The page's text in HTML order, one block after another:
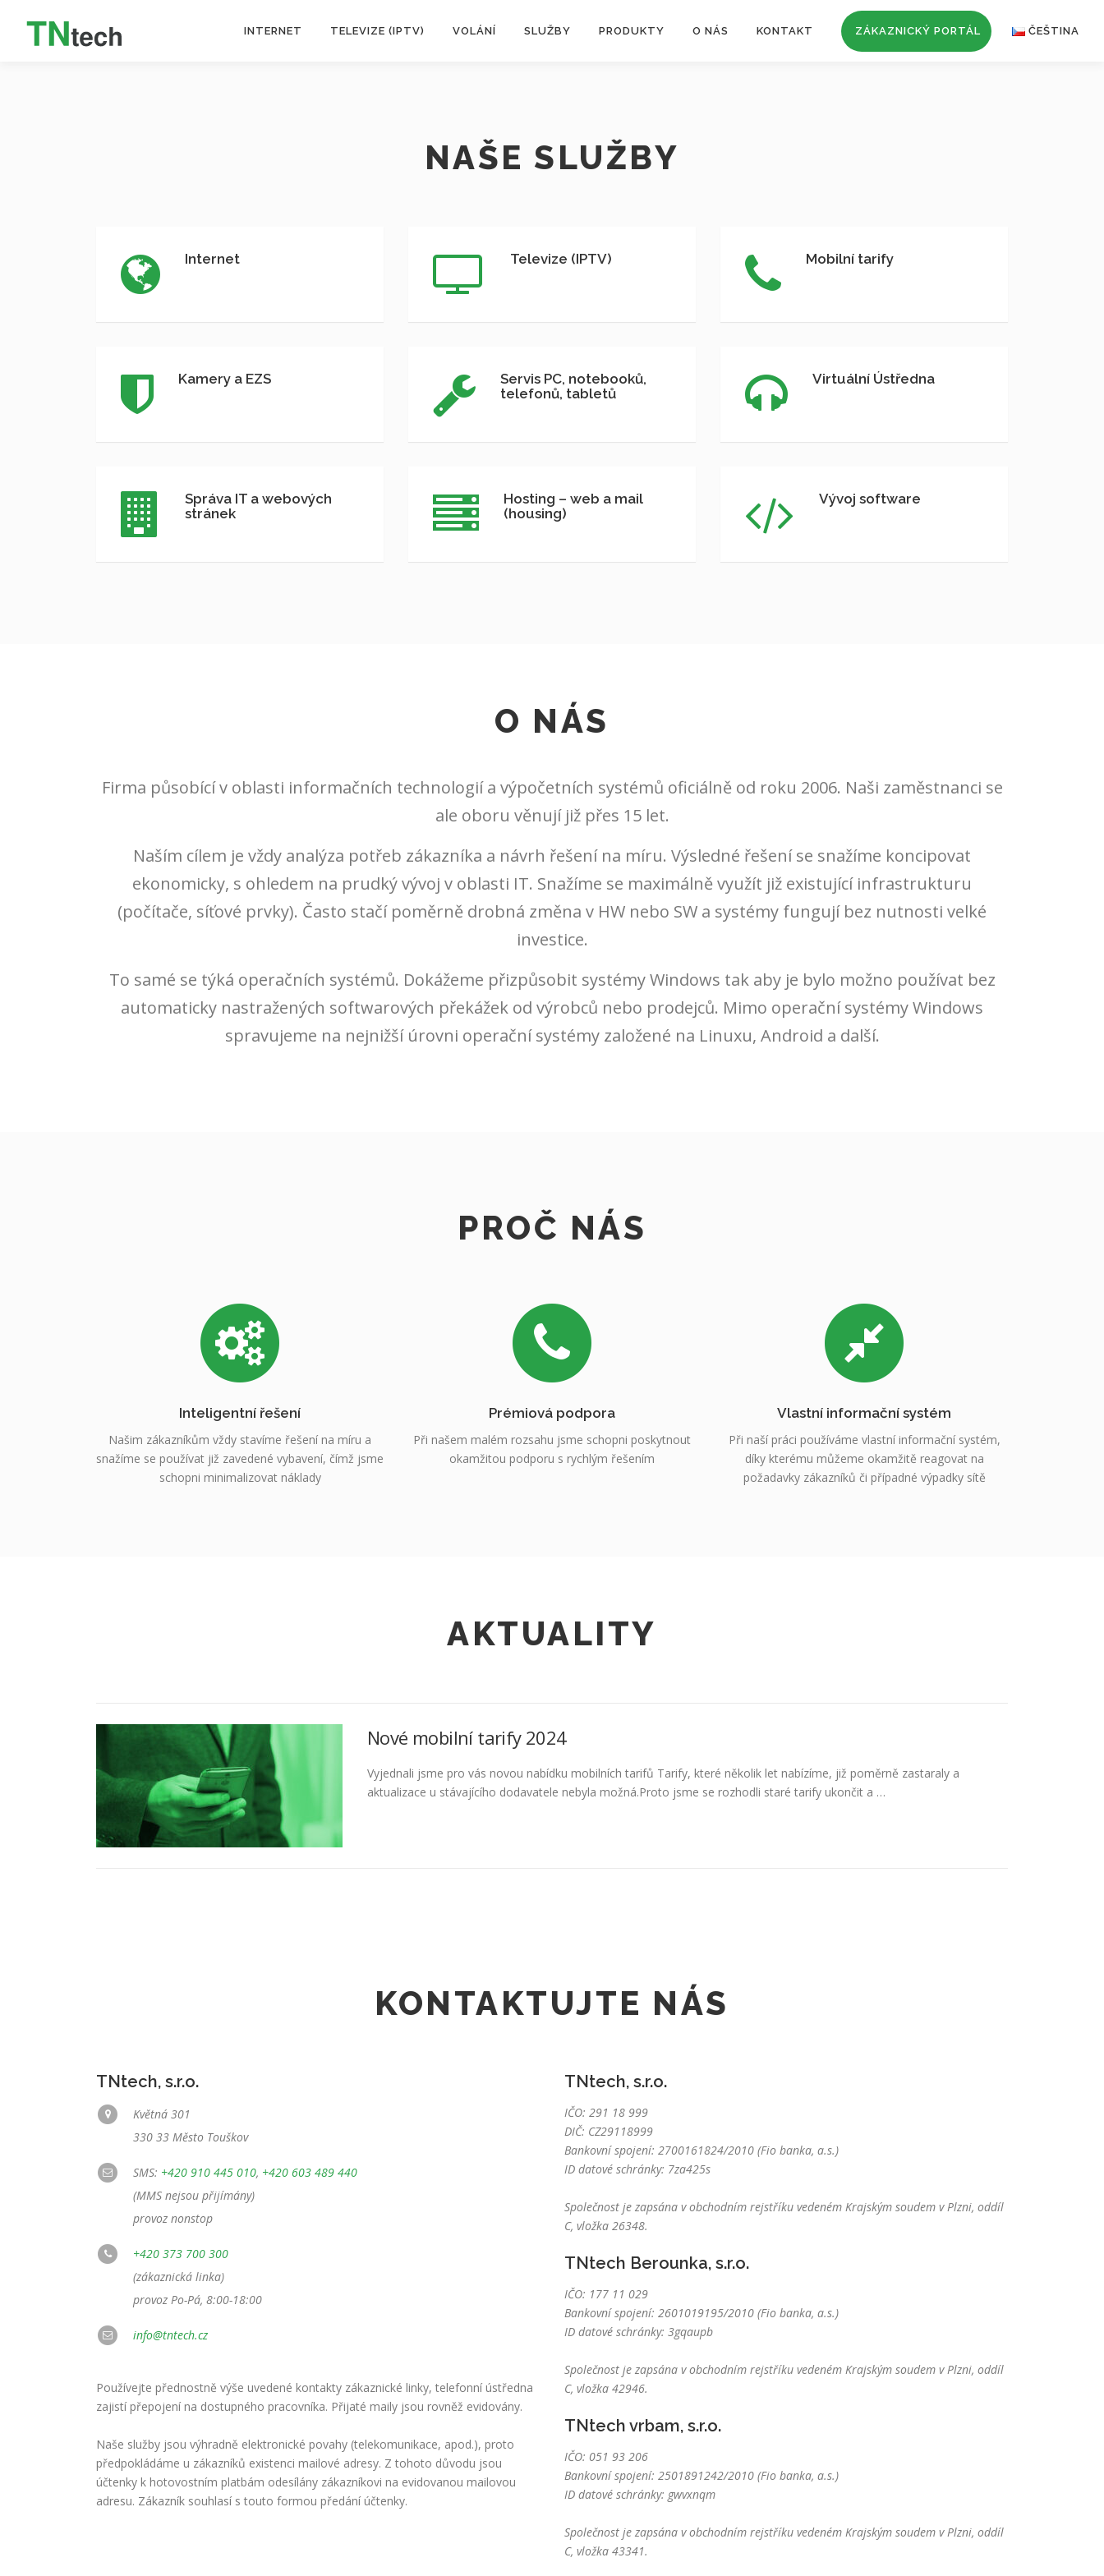
INTERNET TELEVIZE (IPTV) VOLÁNÍ SLUŽBY PRODUKTY O NÁS KONTAKT ZÁKAZNICKÝ PORTÁL ČEŠTINA
NAŠE SLUŽBY
Internet Televize (IPTV) Mobilní tarify
Kamery a EZS
Servis PC, notebooků,
telefonů, tabletů
Virtuální Ústředna
Správa IT a webových
stránek
Hosting – web a mail
(housing)
Vývoj software
O NÁS
Firma působící v oblasti informačních technologií a výpočetních systémů oficiálně od roku 2006. Naši zaměstnanci se
ale oboru věnují již přes 15 let.
Naším cílem je vždy analýza potřeb zákazníka a návrh řešení na míru. Výsledné řešení se snažíme koncipovat
ekonomicky, s ohledem na prudký vývoj v oblasti IT. Snažíme se maximálně využít již existující infrastrukturu
(počítače, síťové prvky). Často stačí poměrně drobná změna v HW nebo SW a systémy fungují bez nutnosti velké
investice.
To samé se týká operačních systémů. Dokážeme přizpůsobit systémy Windows tak aby je bylo možno používat bez
automaticky nastražených softwarových překážek od výrobců nebo prodejců. Mimo operační systémy Windows
spravujeme na nejnižší úrovni operační systémy založené na Linuxu, Android a další.
PROČ NÁS
Inteligentní řešení
Našim zákazníkům vždy stavíme řešení na míru a
snažíme se používat již zavedené vybavení, čímž jsme
schopni minimalizovat náklady
Prémiová podpora
Při našem malém rozsahu jsme schopni poskytnout
okamžitou podporu s rychlým řešením
Vlastní informační systém
Při naší práci používáme vlastní informační systém,
díky kterému můžeme okamžitě reagovat na
požadavky zákazníků či případné výpadky sítě
AKTUALITY
Nové mobilní tarify 2024
Vyjednali jsme pro vás novou nabídku mobilních tarifů Tarify, které několik let nabízíme, již poměrně zastaraly a
aktualizace u stávajícího dodavatele nebyla možná.Proto jsme se rozhodli staré tarify ukončit a …
KONTAKTUJTE NÁS
TNtech, s.r.o.
Květná 301
330 33 Město Touškov
SMS: +420 910 445 010, +420 603 489 440
(MMS nejsou přijímány)
provoz nonstop
+420 373 700 300
(zákaznická linka)
provoz Po-Pá, 8:00-18:00
info@tntech.cz
Používejte přednostně výše uvedené kontakty zákaznické linky, telefonní ústředna
zajistí přepojení na dostupného pracovníka. Přijaté maily jsou rovněž evidovány.
Naše služby jsou výhradně elektronické povahy (telekomunikace, apod.), proto
předpokládáme u zákazníků existenci mailové adresy. Z tohoto důvodu jsou
účtenky k hotovostním platbám odesílány zákazníkovi na evidovanou mailovou
adresu. Zákazník souhlasí s touto formou předání účtenky.
TNtech, s.r.o.
IČO: 291 18 999
DIČ: CZ29118999
Bankovní spojení: 2700161824/2010 (Fio banka, a.s.)
ID datové schránky: 7za425s
Společnost je zapsána v obchodním rejstříku vedeném Krajským soudem v Plzni, oddíl
C, vložka 26348.
TNtech Berounka, s.r.o.
IČO: 177 11 029
Bankovní spojení: 2601019195/2010 (Fio banka, a.s.)
ID datové schránky: 3gqaupb
Společnost je zapsána v obchodním rejstříku vedeném Krajským soudem v Plzni, oddíl
C, vložka 42946.
TNtech vrbam, s.r.o.
IČO: 051 93 206
Bankovní spojení: 2501891242/2010 (Fio banka, a.s.)
ID datové schránky: gwvxnqm
Společnost je zapsána v obchodním rejstříku vedeném Krajským soudem v Plzni, oddíl
C, vložka 43341.